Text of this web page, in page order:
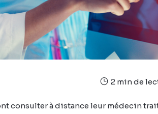
2 min de
consulter à distance leur médecin